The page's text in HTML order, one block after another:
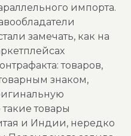
импорта.
замечать, как на
товаров,
знаком,
товары
и Индии, нередко